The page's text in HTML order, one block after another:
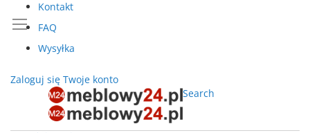
Kontakt
FAQ
Wysyłka
Zaloguj się Twoje konto
Search